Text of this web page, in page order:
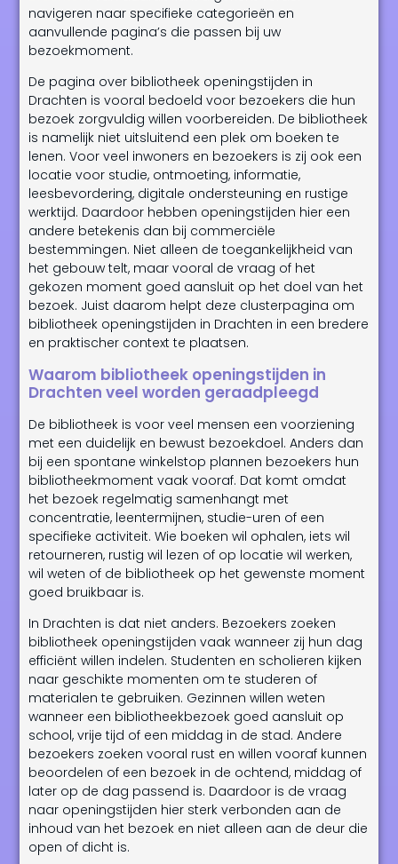
navigeren naar specifieke categorieën en
aanvullende pagina’s die passen bij uw
bezoekmoment.
De pagina over bibliotheek openingstijden in
Drachten is vooral bedoeld voor bezoekers die hun
bezoek zorgvuldig willen voorbereiden. De bibliotheek
is namelijk niet uitsluitend een plek om boeken te
lenen. Voor veel inwoners en bezoekers is zij ook een
locatie voor studie, ontmoeting, informatie,
leesbevordering, digitale ondersteuning en rustige
werktijd. Daardoor hebben openingstijden hier een
andere betekenis dan bij commerciële
bestemmingen. Niet alleen de toegankelijkheid van
het gebouw telt, maar vooral de vraag of het
gekozen moment goed aansluit op het doel van het
bezoek. Juist daarom helpt deze clusterpagina om
bibliotheek openingstijden in Drachten in een bredere
en praktischer context te plaatsen.
Waarom bibliotheek openingstijden in
Drachten veel worden geraadpleegd
De bibliotheek is voor veel mensen een voorziening
met een duidelijk en bewust bezoekdoel. Anders dan
bij een spontane winkelstop plannen bezoekers hun
bibliotheekmoment vaak vooraf. Dat komt omdat
het bezoek regelmatig samenhangt met
concentratie, leentermijnen, studie-uren of een
specifieke activiteit. Wie boeken wil ophalen, iets wil
retourneren, rustig wil lezen of op locatie wil werken,
wil weten of de bibliotheek op het gewenste moment
goed bruikbaar is.
In Drachten is dat niet anders. Bezoekers zoeken
bibliotheek openingstijden vaak wanneer zij hun dag
efficiënt willen indelen. Studenten en scholieren kijken
naar geschikte momenten om te studeren of
materialen te gebruiken. Gezinnen willen weten
wanneer een bibliotheekbezoek goed aansluit op
school, vrije tijd of een middag in de stad. Andere
bezoekers zoeken vooral rust en willen vooraf kunnen
beoordelen of een bezoek in de ochtend, middag of
later op de dag passend is. Daardoor is de vraag
naar openingstijden hier sterk verbonden aan de
inhoud van het bezoek en niet alleen aan de deur die
open of dicht is.